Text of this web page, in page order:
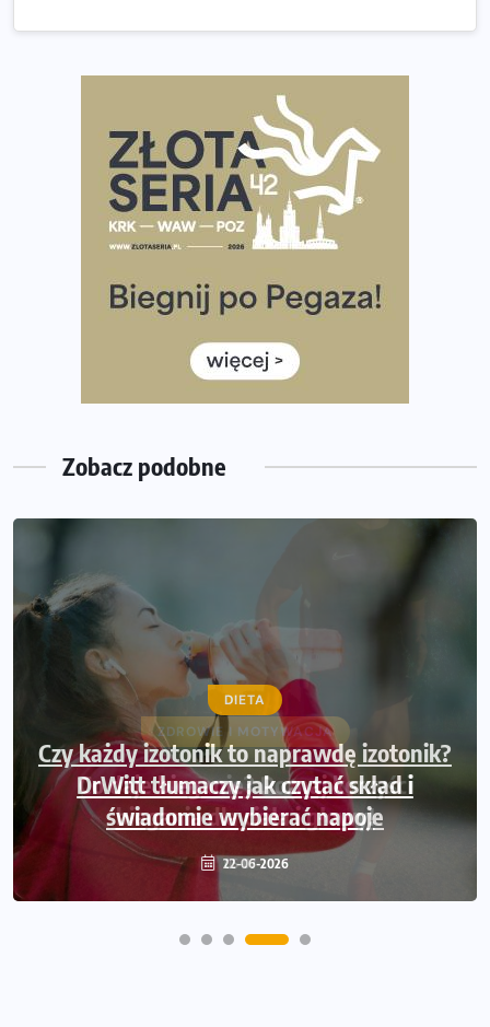
wybiera wyzwanie trzech największych maratonów w
Praska 5k Run gospodarzem Mistrzostw Polski
Największy Bieg Powstania Warszawskiego w historii.
Ponad 12 tysięcy uczestników pobiegło dla Bohaterów!
Tętno vs tempo – czym kierować się w bieganiu?
Co ma dużo białka? Produkty, które warto włączyć do
Rozbiegany Olsztyn szykuje się na weekend z
Już w tę sobotę 35. Bieg Powstania Warszawskiego.
Wystartuje rekordowa liczba uczestników
Zobacz podobne
DIETA
Czy każdy izotonik to naprawdę izotonik?
DrWitt tłumaczy jak czytać skład i
świadomie wybierać napoje
22-06-2026